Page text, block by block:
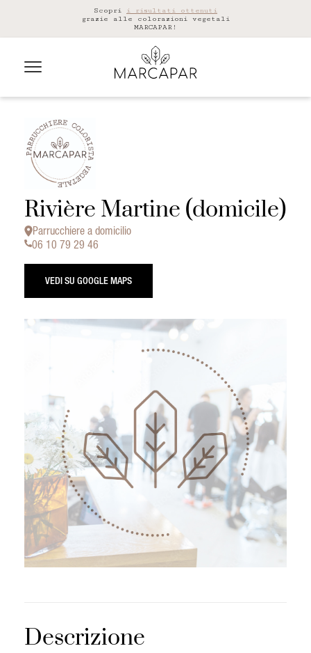
Scopri i risultati ottenuti
grazie alle colorazioni vegetali
MARCAPAR!
Rivière Martine (domicile)
Parrucchiere a domicilio
06 10 79 29 46
VEDI SU GOOGLE MAPS
Descrizione